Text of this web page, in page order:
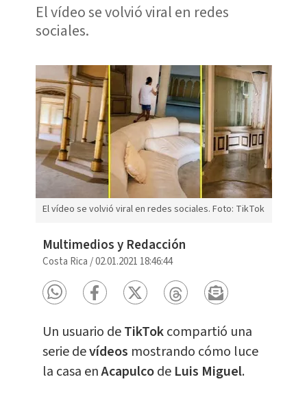
El vídeo se volvió viral en redes
sociales.
El vídeo se volvió viral en redes sociales. Foto: TikTok
Multimedios y Redacción
Costa Rica /02.01.2021 18:46:44
Un usuario deTikTokcompartió una
serie devídeos mostrando cómo luce
la casa enAcapulcode Luis Miguel.